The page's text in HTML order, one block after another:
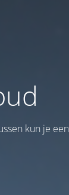
kun je een